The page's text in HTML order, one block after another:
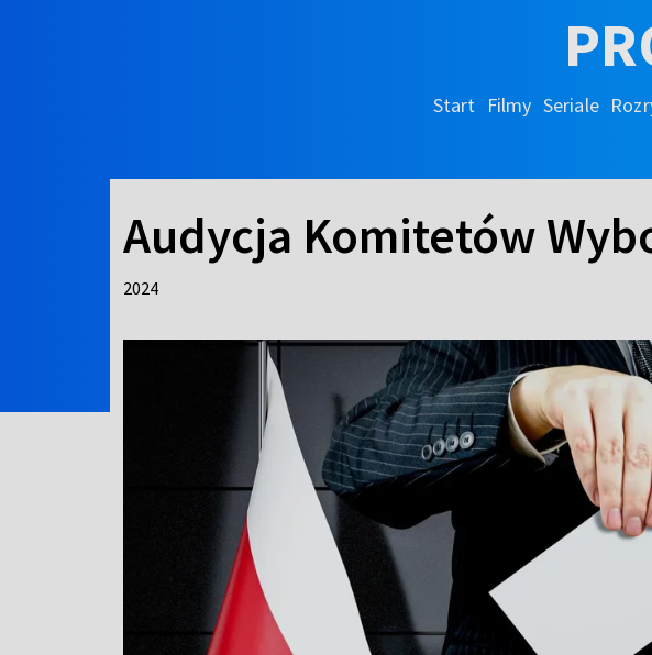
Start Filmy Seriale
Audycja Komitetów
2024